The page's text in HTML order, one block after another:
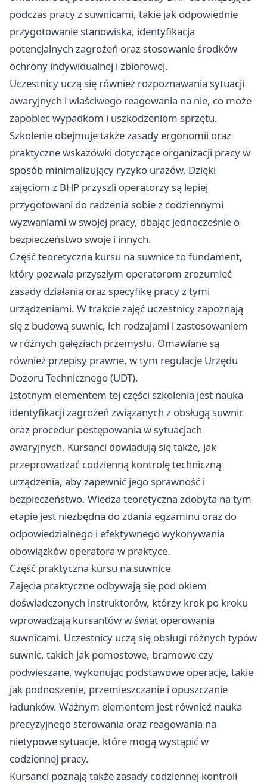
podczas pracy z suwnicami, takie jak odpowiednie
przygotowanie stanowiska, identyfikacja
potencjalnych zagrożeń oraz stosowanie środków
ochrony indywidualnej i zbiorowej.
Uczestnicy uczą się również rozpoznawania sytuacji
awaryjnych i właściwego reagowania na nie, co może
zapobiec wypadkom i uszkodzeniom sprzętu.
Szkolenie obejmuje także zasady ergonomii oraz
praktyczne wskazówki dotyczące organizacji pracy w
sposób minimalizujący ryzyko urazów. Dzięki
zajęciom z BHP przyszli operatorzy są lepiej
przygotowani do radzenia sobie z codziennymi
wyzwaniami w swojej pracy, dbając jednocześnie o
bezpieczeństwo swoje i innych.
Część teoretyczna kursu na suwniceto fundament,
który pozwala przyszłym operatorom zrozumieć
zasady działania oraz specyfikę pracy z tymi
urządzeniami. W trakcie zajęć uczestnicy zapoznają
się z budową suwnic, ich rodzajami i zastosowaniem
w różnych gałęziach przemysłu. Omawiane są
również przepisy prawne, w tym regulacje Urzędu
Dozoru Technicznego (UDT).
Istotnym elementem tej części szkolenia jest nauka
identyfikacji zagrożeń związanych z obsługą suwnic
oraz procedur postępowania w sytuacjach
awaryjnych. Kursanci dowiadują się także, jak
przeprowadzać codzienną kontrolę techniczną
urządzenia, aby zapewnić jego sprawność i
bezpieczeństwo. Wiedza teoretyczna zdobyta na tym
etapie jest niezbędna do zdania egzaminu oraz do
odpowiedzialnego i efektywnego wykonywania
obowiązków operatora w praktyce.
Część praktyczna kursu na suwnice
Zajęcia praktyczne odbywają się pod okiem
doświadczonych instruktorów, którzy krok po kroku
wprowadzają kursantów w świat operowania
suwnicami. Uczestnicy uczą się obsługi różnych typów
suwnic, takich jak pomostowe, bramowe czy
podwieszane, wykonując podstawowe operacje, takie
jak podnoszenie, przemieszczanie i opuszczanie
ładunków. Ważnym elementem jest również nauka
precyzyjnego sterowania oraz reagowania na
nietypowe sytuacje, które mogą wystąpić w
codziennej pracy.
Kursanci poznają także zasady codziennej kontroli